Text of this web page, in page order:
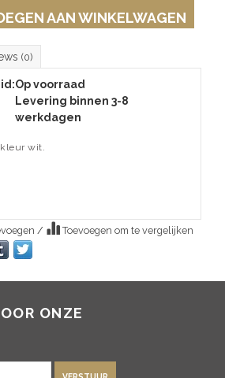
AAN WINKELWAGEN
(0)
Op voorraad
Levering binnen 3-8
werkdagen
wit.
/ Toevoegen om te vergelijken
ONZE